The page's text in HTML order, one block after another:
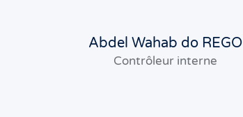
Abdel Wahab do REGO
Contrôleur interne